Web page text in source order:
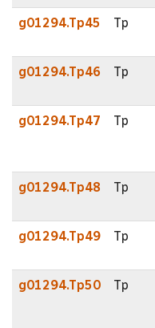
g01294.Tp45 Tp
g01294.Tp46 Tp
g01294.Tp47 Tp
g01294.Tp48 Tp
g01294.Tp49 Tp
g01294.Tp50 Tp